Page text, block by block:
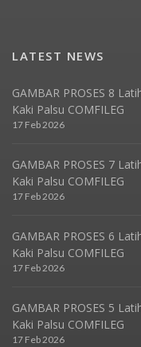
LATEST NEWS
GAMBAR PROSES 8
Kaki Palsu COMFILEG
17 Feb 2026
GAMBAR PROSES 7
Kaki Palsu COMFILEG
17 Feb 2026
GAMBAR PROSES 6
Kaki Palsu COMFILEG
17 Feb 2026
GAMBAR PROSES 5
Kaki Palsu COMFILEG
17 Feb 2026